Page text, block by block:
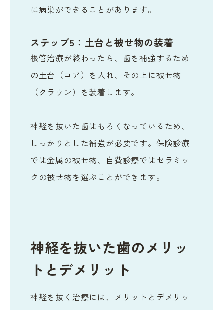
に病巣ができることがあります。
ステップ5：土台と被せ物の装着
根管治療が終わったら、歯を補強するため
の土台（コア）を入れ、その上に被せ物
（クラウン）を装着します。
神経を抜いた歯はもろくなっているため、
しっかりとした補強が必要です。保険診療
では金属の被せ物、自費診療ではセラミッ
クの被せ物を選ぶことができます。
神経を抜いた歯のメリッ
トとデメリット
神経を抜く治療には、メリットとデメリッ